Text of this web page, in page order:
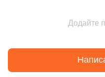
Додайте